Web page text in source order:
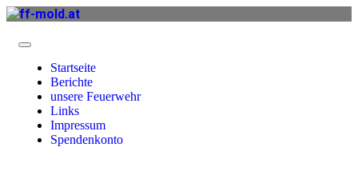
Startseite
Berichte
unsere Feuerwehr
Links
Impressum
Spendenkonto